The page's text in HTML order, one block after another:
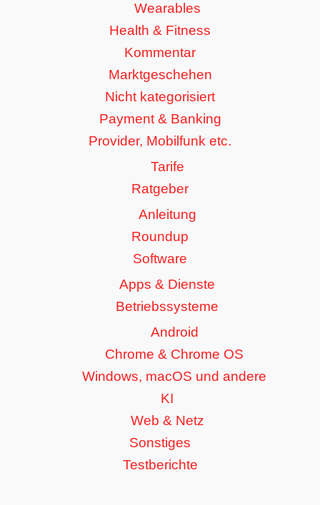
Wearables
Health & Fitness
Kommentar
Marktgeschehen
Nicht kategorisiert
Payment & Banking
Provider, Mobilfunk etc.
Tarife
Ratgeber
Anleitung
Roundup
Software
Apps & Dienste
Betriebssysteme
Android
Chrome & Chrome OS
Windows, macOS und andere
KI
Web & Netz
Sonstiges
Testberichte